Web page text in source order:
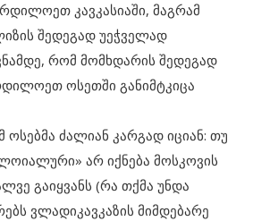
კავკასიაში, მაგრამ
შედეგად უეჭველად
რომ მომხდარის შედეგად
ოსეთში განიმტკიცა
ოსებმა ძალიან კარგად იციან: თუ
არ იქნება მოსკოვის
გაიყვანს (რა თქმა უნდა
ვლადიკავკაზის მიმდებარე